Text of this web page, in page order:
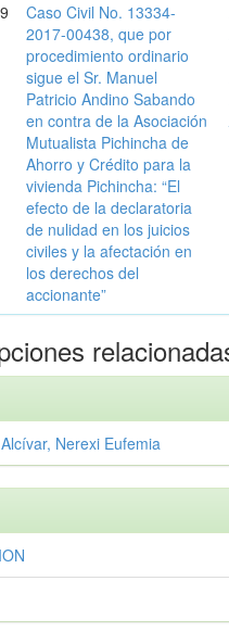
Caso Civil No. 13334-
2017-00438, que por
procedimiento ordinario
sigue el Sr. Manuel
Patricio Andino Sabando
en contra de la Asociación
Mutualista Pichincha de
Ahorro y Crédito para la
vivienda Pichincha: “El
efecto de la declaratoria
de nulidad en los juicios
civiles y la afectación en
los derechos del
accionante”
Nerexi Eufemia